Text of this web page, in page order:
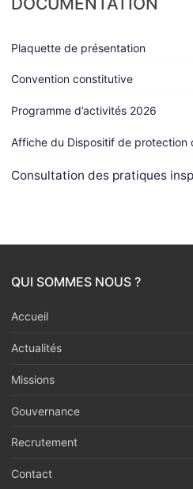
systémiques. Le
MORENO (médecin
Marie LEMAIRE (
concertation) a combiné
commun les ressources
professionnelles ou
professionnels entre eux
A l'issu de cette espace
au dossier et tien lieux de
Plaquette de présentation
Convention constitutive
Programme d’activités 2026
Affiche du Dispositif de protection
Consultation des pratiques
QUI SOMMES NOUS ?
Accueil
Actualités
Missions
Gouvernance
Recrutement
Contact